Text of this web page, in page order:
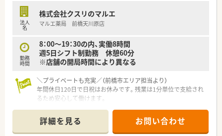
法人
名
株式会社クスリのマルエ
マルエ薬局 前橋天川原店
勤務
時間
8：00～19：30の内、実働8時間
週5日シフト制勤務 休憩60分
※店舗の開局時間により異なる
＼プライベートも充実／（前橋市エリア担当より）
年間休日120日で日祝はお休みです。残業は1分単位で支給され
るため安心して働けます。
【店舗情報と応需状況について】
■最寄り駅である前橋駅から車で7分の場所に位置しており、車
詳細を見る お問い合わせ